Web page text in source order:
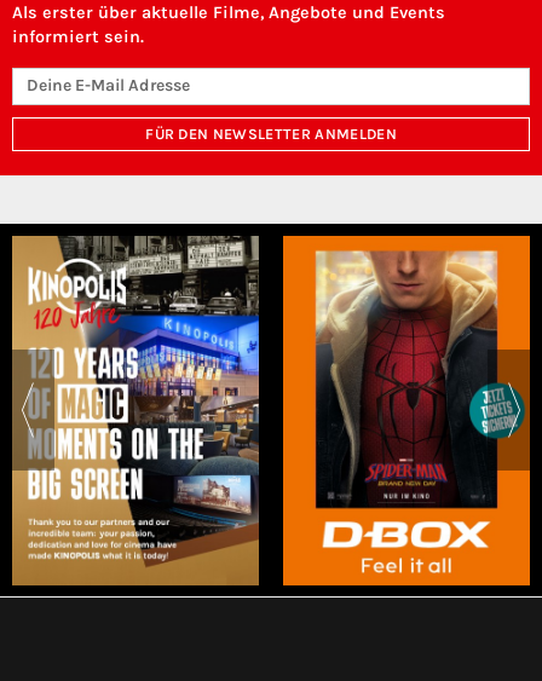
Als erster über aktuelle Filme, Angebote und Events
informiert sein.
FÜR DEN NEWSLETTER ANMELDEN